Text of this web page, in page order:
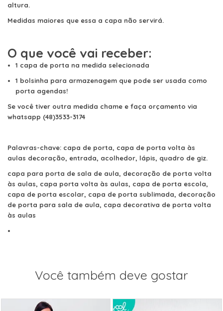
altura.
Medidas maiores que essa a capa não servirá.
O que você vai receber:
1 capa de porta na medida selecionada
1 bolsinha para armazenagem que pode ser usada como
porta agendas!
Se você tiver outra medida chame e faça orçamento via
whatsapp (48)3533-3174
Palavras-chave: capa de porta, capa de porta volta às
aulas decoração, entrada, acolhedor, lápis, quadro de giz.
capa para porta de sala de aula, decoração de porta volta
às aulas, capa porta volta às aulas, capa de porta escola,
capa de porta escolar, capa de porta sublimada, decoração
de porta para sala de aula, capa decorativa de porta volta
às aulas
Você também deve gostar